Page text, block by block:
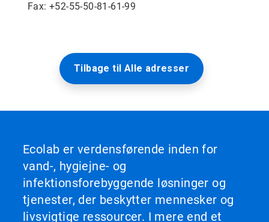
Fax: +52-55-50-81-61-99
Tilbage til Alle adresser
Ecolab er verdensførende inden for
vand-, hygiejne- og
infektionsforebyggende løsninger og
tjenester, der beskytter mennesker og
livsvigtige ressourcer. I mere end et